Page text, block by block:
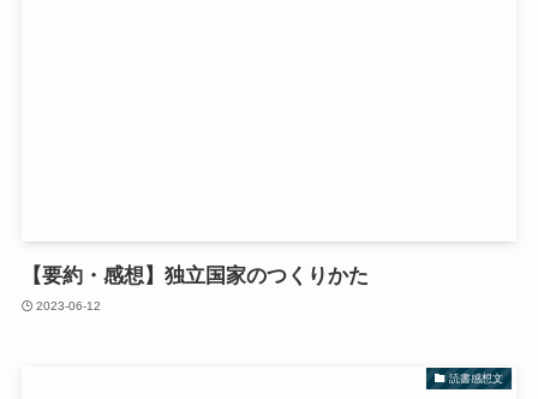
【要約・感想】独立国家のつくりかた
2023-06-12
読書感想文